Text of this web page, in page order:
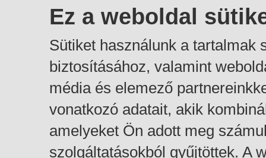
Ez a weboldal
Sütiket használunk a tartalmak
biztosításához, valamint
média és elemező
vonatkozó adatait, akik
amelyeket Ön adott meg
szolgáltatásokból gyűjtöttek. A